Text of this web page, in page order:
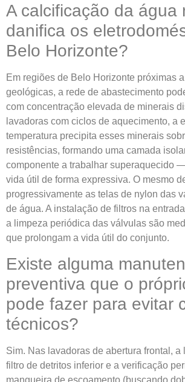
A calcificação da água
danifica os
Belo Horizonte?
Em regiões de Belo Horizonte próximas
geológicas, a rede de abastecimento
com concentração elevada de minerais
lavadoras com ciclos de aquecimento, a
temperatura precipita esses minerais
resistências, formando uma camada
componente a trabalhar superaquecido
vida útil de forma expressiva. O mesmo
progressivamente as telas de nylon das
de água. A instalação de filtros na
a limpeza periódica das válvulas são
que prolongam a vida útil do conjunto.
Existe alguma
preventiva que o
pode fazer para evitar
técnicos?
Sim. Nas lavadoras de abertura frontal,
filtro de detritos inferior e a verificação